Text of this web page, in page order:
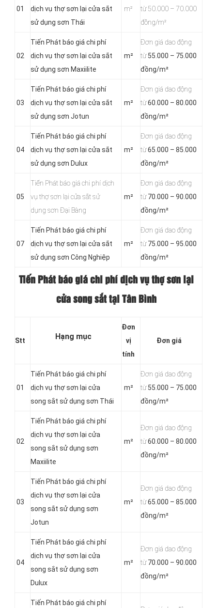
01
dịch vụ thợ sơn lại cửa sắt
sử dụng sơn Thái
m²
từ 50.000 – 70.000
đồng/m²
02
Tiến Phát báo giá chi phí
dịch vụ thợ sơn lại cửa sắt
sử dụng sơn Maxiilite
m²
Đơn giá dao động
từ55.000 – 75.000
đồng/m²
03
Tiến Phát báo giá chi phí
dịch vụ thợ sơn lại cửa sắt
sử dụng sơn Jotun
m²
Đơn giá dao động
từ60.000 – 80.000
đồng/m²
04
Tiến Phát báo giá chi phí
dịch vụ thợ sơn lại cửa sắt
sử dụng sơn Dulux
m²
Đơn giá dao động
từ65.000 – 85.000
đồng/m²
05
Tiến Phát báo giá chi phí dịch
vụ thợ sơn lại cửa sắt sử
dụng sơn Đại Bàng
m²
Đơn giá dao động
từ70.000 – 90.000
đồng/m²
07
Tiến Phát báo giá chi phí
dịch vụ thợ sơn lại cửa sắt
sử dụng sơn Công Nghiệp
m²
Đơn giá dao động
từ75.000 – 95.000
đồng/m²
Tiến Phát báo giá chi phí dịch vụ thợ sơn lại
cửa song sắt tại Tân Bình
Stt Hạng mục
Đơn
vị
tính
Đơn giá
01
Tiến Phát báo giá chi phí
dịch vụ thợ sơn lại cửa
song sắt sử dụng sơn Thái
m²
Đơn giá dao động
từ55.000 – 75.000
đồng/m²
02
Tiến Phát báo giá chi phí
dịch vụ thợ sơn lại cửa
song sắt sử dụng sơn
Maxiilite
m²
Đơn giá dao động
từ60.000 – 80.000
đồng/m²
03
Tiến Phát báo giá chi phí
dịch vụ thợ sơn lại cửa
song sắt sử dụng sơn
Jotun
m²
Đơn giá dao động
từ65.000 – 85.000
đồng/m²
04
Tiến Phát báo giá chi phí
dịch vụ thợ sơn lại cửa
song sắt sử dụng sơn
Dulux
m²
Đơn giá dao động
từ70.000 – 90.000
đồng/m²
Tiến Phát báo giá chi phí